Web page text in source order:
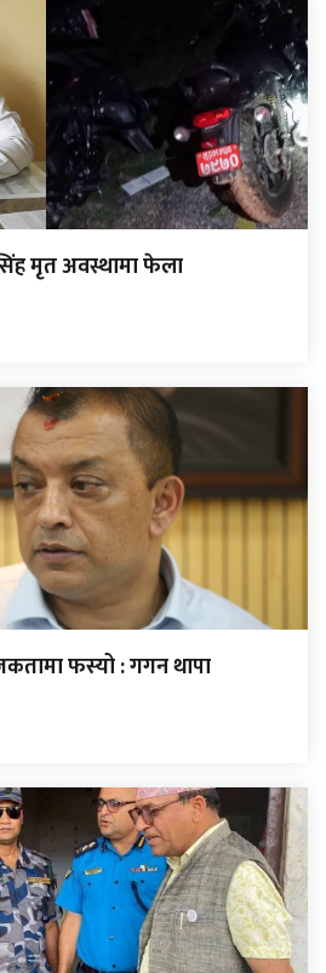
मृत अवस्थामा फेला
फस्यो : गगन थापा